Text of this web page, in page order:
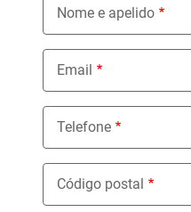
Nome e apelido
Email
Telefone
Código postal